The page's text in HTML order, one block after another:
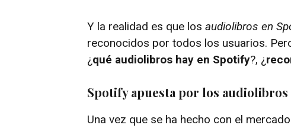
Y la realidad es que los audiolibros en
reconocidos por todos los usuarios.
¿qué audiolibros hay en Spotify?, ¿
Spotify apuesta por los audiolibros
Una vez que se ha hecho con el